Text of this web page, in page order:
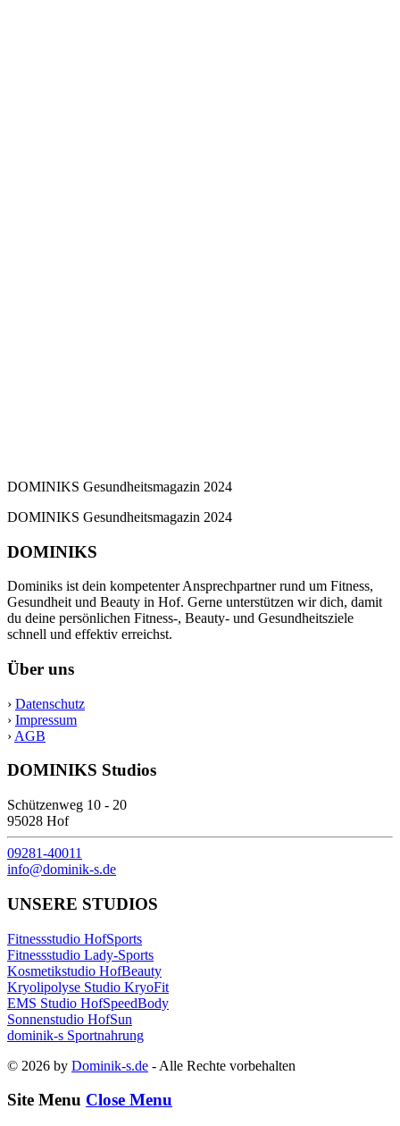
DOMINIKS Gesundheitsmagazin 2024
DOMINIKS Gesundheitsmagazin 2024
DOMINIKS
Dominiks ist dein kompetenter Ansprechpartner rund um Fitness,
Gesundheit und Beauty in Hof. Gerne unterstützen wir dich, damit
du deine persönlichen Fitness-, Beauty- und Gesundheitsziele
schnell und effektiv erreichst.
Über uns
› Datenschutz
› Impressum
› AGB
DOMINIKS Studios
Schützenweg 10 - 20
95028 Hof
09281-40011
info@dominik-s.de
UNSERE STUDIOS
Fitnessstudio HofSports
Fitnessstudio Lady-Sports
Kosmetikstudio HofBeauty
Kryolipolyse Studio KryoFit
EMS Studio HofSpeedBody
Sonnenstudio HofSun
dominik-s Sportnahrung
© 2026 by Dominik-s.de - Alle Rechte vorbehalten
Site Menu Close Menu